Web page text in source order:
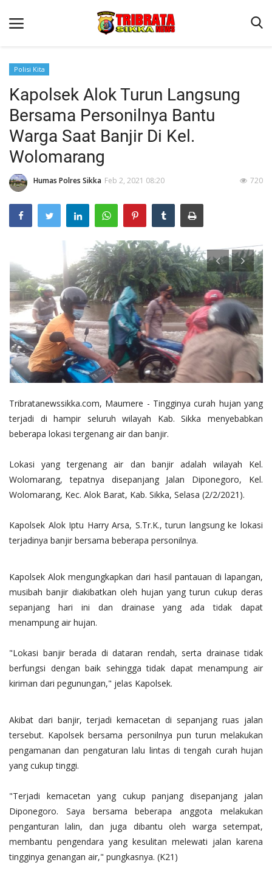
Beranda
Terms & Conditions
Reskrim
Binkam
Lantas
Polisi Kita
Giat Ops
Polisi Kita
Kapolsek Alok Turun Langsung
Bersama Personilnya Bantu
Warga Saat Banjir Di Kel.
Wolomarang
Humas Polres Sikka Feb 2, 2021 08:20 720
Tribratanewssikka.com, Maumere - Tingginya curah hujan yang
terjadi di hampir seluruh wilayah Kab. Sikka menyebabkan
beberapa lokasi tergenang air dan banjir.
Lokasi yang tergenang air dan banjir adalah wilayah Kel.
Wolomarang, tepatnya disepanjang Jalan Diponegoro, Kel.
Wolomarang, Kec. Alok Barat, Kab. Sikka, Selasa (2/2/2021).
Kapolsek Alok Iptu Harry Arsa, S.Tr.K., turun langsung ke lokasi
terjadinya banjir bersama beberapa personilnya.
Kapolsek Alok mengungkapkan dari hasil pantauan di lapangan,
musibah banjir diakibatkan oleh hujan yang turun cukup deras
sepanjang hari ini dan drainase yang ada tidak dapat
menampung air hujan.
"Lokasi banjir berada di dataran rendah, serta drainase tidak
berfungsi dengan baik sehingga tidak dapat menampung air
kiriman dari pegunungan," jelas Kapolsek.
Akibat dari banjir, terjadi kemacetan di sepanjang ruas jalan
tersebut. Kapolsek bersama personilnya pun turun melakukan
pengamanan dan pengaturan lalu lintas di tengah curah hujan
yang cukup tinggi.
"Terjadi kemacetan yang cukup panjang disepanjang jalan
Diponegoro. Saya bersama beberapa anggota melakukan
penganturan lalin, dan juga dibantu oleh warga setempat,
membantu pengendara yang kesulitan melewati jalan karena
tingginya genangan air," pungkasnya. (K21)